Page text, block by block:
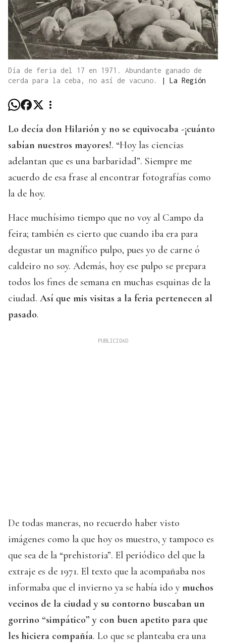
Día de feria del 17 en 1971. Abundante ganado de
cerda para la ceba, no así de vacuno.
| La Región
Lo decía don Hilarión y no se equivocaba -¡cuánto
sabían nuestros mayores!. “Hoy las ciencias
adelantan que es una barbaridad”. Siempre me
acuerdo de esa frase al encontrar fotografías como
la de hoy.
Hace muchísimo tiempo que no voy al Campo da
feira; también es cierto que cuando iba era para
degustar un magnífico pulpo, pues yo de carne ó
caldeiro no soy. Además, hoy ese pulpo se prepara
todos los fines de semana en muchas esquinas de la
ciudad. Así que mis visitas a la feria pertenecen al
pasado.
De todas maneras, no recuerdo haber visto
imágenes como la que hoy os muestro, y tampoco es
que sea de la “prehistoria”. El periódico del que la
extraje es de 1971. El texto que la acompañaba nos
informaba que el invierno ya se había ido ymuchos
vecinos de la ciudad y su contorno buscaban un
gorrino “simpático” y con buen apetito para que
les hiciera compañía. Lo que se planteaba era una